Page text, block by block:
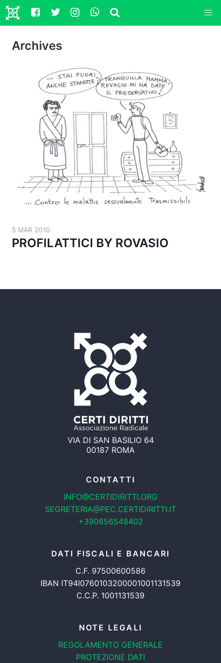
Archives
5 MAR 2010
PROFILATTICI BY ROVASIO
VIA DI SAN BASILIO 64
00187 ROMA
CONTATTI
INFO@CERTIDIRITTI.ORG
SEGRETERIA@PEC.CERTIDIRITTI.IT
+390656548402
DATI FISCALI E BANCARI
C.F. 97500600586
IBAN IT94I0760103200001001131539
C.C.P. 1001131539
NOTE LEGALI
REGOLAMENTO GENERALE
PROTEZIONE DATI